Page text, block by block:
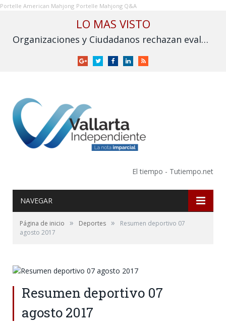
Portelle American Mahjong Portelle Mahjong Q&A
LO MAS VISTO
Organizaciones y Ciudadanos rechazan evaluación sobre fracking y exigen su prohibición en México
GoogleTwitterFacebookLinkedInRSS
El tiempo - Tutiempo.net
NAVEGAR
Página de inicio » Deportes »
Resumen deportivo 07
agosto 2017
Resumen deportivo 07
agosto 2017